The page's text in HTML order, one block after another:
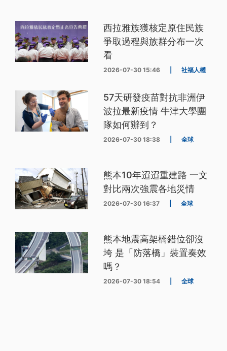
西拉雅族獲核定原住民族
爭取過程與族群分布一次
看
2026-07-30 15:46 社福人權
57天研發疫苗對抗非洲伊
波拉最新疫情 牛津大學團
隊如何辦到？
2026-07-30 18:38 全球
熊本10年迢迢重建路 一文
對比兩次強震各地災情
2026-07-30 16:37 全球
熊本地震高架橋錯位卻沒
垮 是「防落橋」裝置奏效
嗎？
2026-07-30 18:54 全球